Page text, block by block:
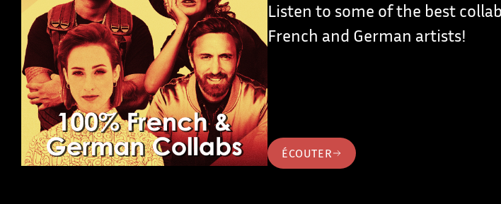
Listen to some of the best
French and German artists!
ÉCOUTER